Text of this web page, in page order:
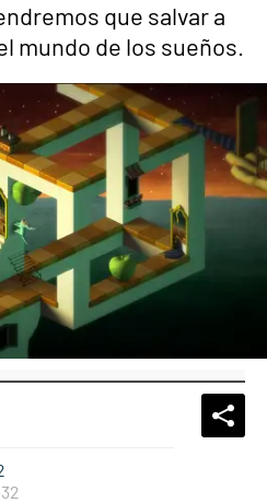
que salvar a
mundo de los sueños.